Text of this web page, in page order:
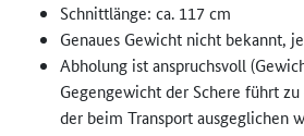
Schnittlänge: ca. 117 cm
Genaues Gewicht nicht bekannt,
Abholung ist anspruchsvoll
Gegengewicht der Schere führt
der beim Transport ausgeglichen